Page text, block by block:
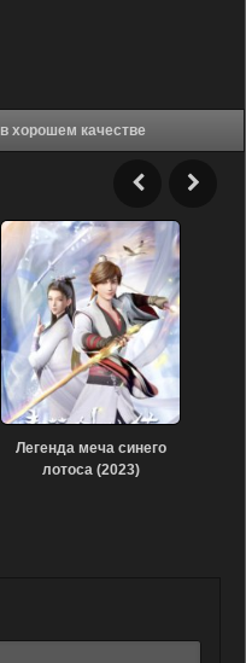
Аниме Основа меча (2023) в хорошем качестве
Легенда меча синего
лотоса (2023)